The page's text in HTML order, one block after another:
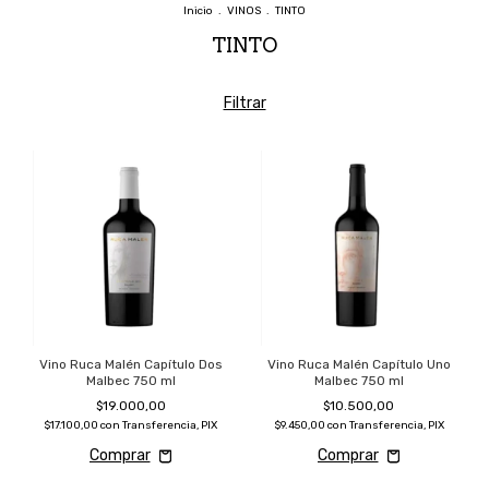
Inicio . VINOS . TINTO
TINTO
Filtrar
Vino Ruca Malén Capítulo Dos
Malbec 750 ml
$19.000,00
$17.100,00 con Transferencia, PIX
Vino Ruca Malén Capítulo Uno
Malbec 750 ml
$10.500,00
$9.450,00 con Transferencia, PIX